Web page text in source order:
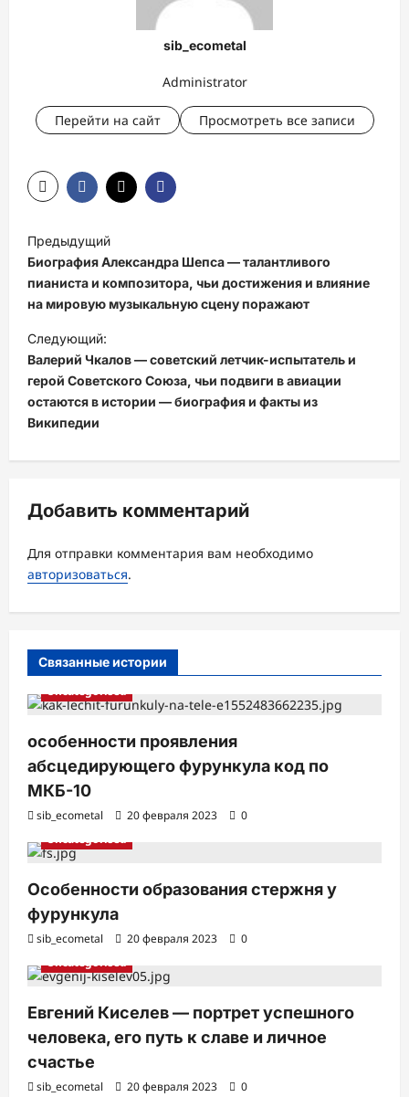
sib_ecometal
Administrator
Перейти на сайт Просмотреть все записи
Н
а
в
и
г
а
ц
и
я
а
и
Предыдущий
Биография Александра Шепса — талантливого
пианиста и композитора, чьи достижения и влияние
на мировую музыкальную сцену поражают
Следующий:
Валерий Чкалов — советский летчик-испытатель и
герой Советского Союза, чьи подвиги в авиации
остаются в истории — биография и факты из
Википедии
Добавить комментарий
Для отправки комментария вам необходимо
авторизоваться.
Связанные истории
Uncategorised
особенности проявления
абсцедирующего фурункула код по
МКБ-10
sib_ecometal 20 февраля 2023
0
Uncategorised
Особенности образования стержня у
фурункула
sib_ecometal 20 февраля 2023
0
Uncategorised
Евгений Киселев — портрет успешного
человека, его путь к славе и личное
счастье
sib_ecometal 20 февраля 2023 0